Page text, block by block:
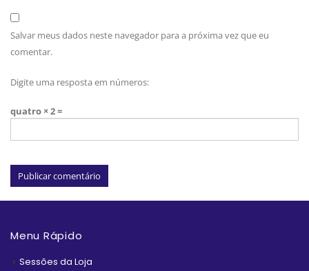
Salvar meus dados neste navegador para a próxima vez que eu
comentar.
Digite uma resposta em números:
quatro × 2 =
Menu Rápido
Sessões da Loja